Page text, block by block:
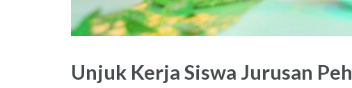
Unjuk Kerja Siswa Jurusan